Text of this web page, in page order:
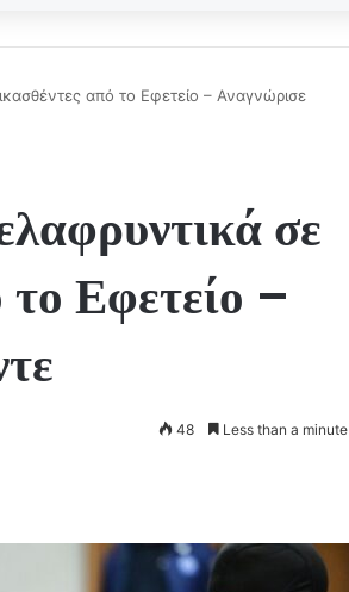
από το Εφετείο – Αναγνώρισε
σε
Εφετείο –
48 Less than a minute